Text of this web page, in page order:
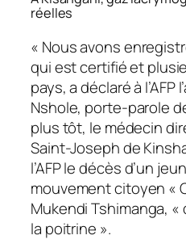
réelles
« Nous avons
qui est certifié et
pays, a déclaré à l’AFP
Nshole, porte-parole
plus tôt, le médecin
Saint-Joseph de
l’AFP le décès d’un
mouvement citoyen «
Mukendi Tshimanga,
la poitrine ».